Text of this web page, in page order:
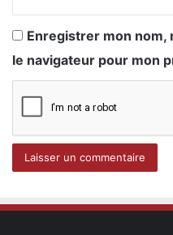
Enregistrer mon nom,
le navigateur pour mon